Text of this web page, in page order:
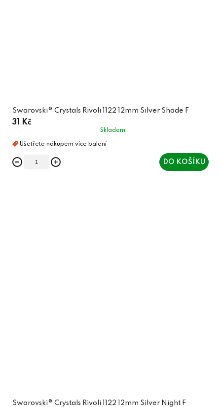
Swarovski® Crystals Rivoli 1122 12mm Silver Shade F
31 Kč
Skladem
DO KOŠÍKU
Swarovski® Crystals Rivoli 1122 12mm Silver Night F